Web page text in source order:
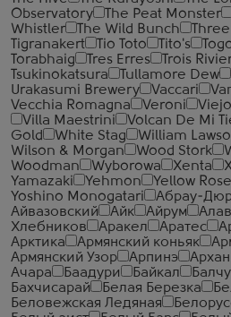
Observatory
The Peat Monster
Whistler
The Wild Bunch
Tigranakert
Tio Toto Tito's
Torabhaig
Tres Erres Trois
Tsukinokatsura
Tullamore Dew
Urakasumi Brewery
Vaccari
Vecchia Romagna
Veroni
Villa Maestrini
Volcan De Mi
Gold
White Stag William
Wilson & Morgan
Wood Stork
Woodman
Wyborowa Xenta
Yamazaki
Yehmon Yellow Rose
Yoshino Monogatari
Абрау-
Айвазовский
Айк Айрум
Хлебников
Аракел Аратес
Арктика
Армянский коньяк
Армянский Узор
Арпинэ
Ачара
Баадури Байкал
Бахчисарай
Белая Березка
Беловежская Ледяная